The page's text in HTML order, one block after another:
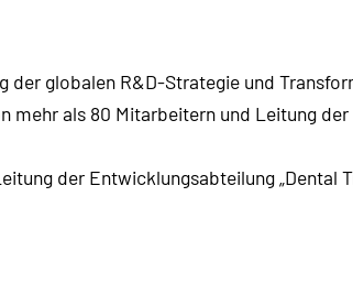
der globalen R&D-Strategie und
mehr als 80 Mitarbeitern und Leitung
der Entwicklungsabteilung„Dental